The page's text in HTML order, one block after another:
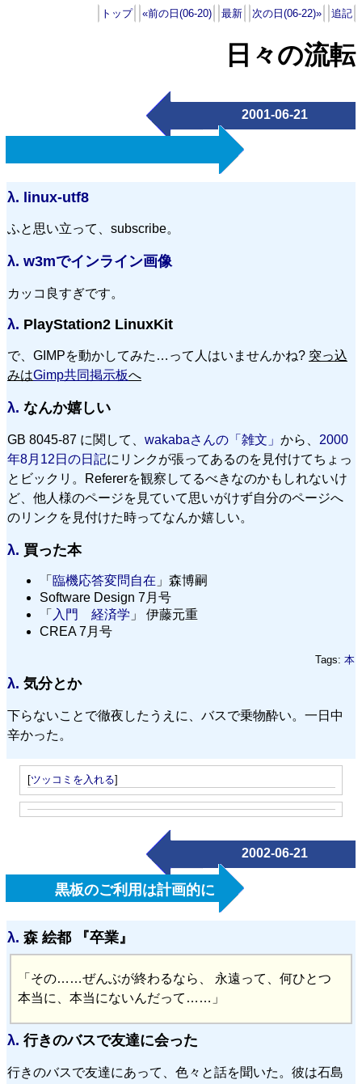
トップ «前の日(06-20) 最新 次の日(06-22)» 追記
日々の流転
2001-06-21
λ. linux-utf8
ふと思い立って、subscribe。
λ. w3mでインライン画像
カッコ良すぎです。
λ. PlayStation2 LinuxKit
で、GIMPを動かしてみた…って人はいませんかね? 突っ込
みはGimp共同掲示板へ
λ. なんか嬉しい
GB 8045-87 に関して、 wakabaさんの「雑文」 から、 2000
年8月12日の日記にリンクが張ってあるのを見付けてちょっ
とビックリ。Refererを観察してるべきなのかもしれないけ
ど、他人様のページを見ていて思いがけず自分のページへ
のリンクを見付けた時ってなんか嬉しい。
λ. 買った本
「 臨機応答変問自在 」森博嗣
Software Design 7月号
「 入門 経済学 」 伊藤元重
CREA 7月号
Tags: 本
λ. 気分とか
下らないことで徹夜したうえに、バスで乗物酔い。一日中
辛かった。
[ツッコミを入れる]
2002-06-21
黒板のご利用は計画的に
λ. 森 絵都 『卒業』
「その……ぜんぶが終わるなら、 永遠って、何ひとつ
本当に、本当にないんだって……」
λ. 行きのバスで友達に会った
行きのバスで友達にあって、色々と話を聞いた。彼は石島